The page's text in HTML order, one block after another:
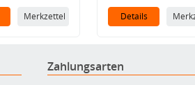
Merkzettel Details
Zahlungsarten